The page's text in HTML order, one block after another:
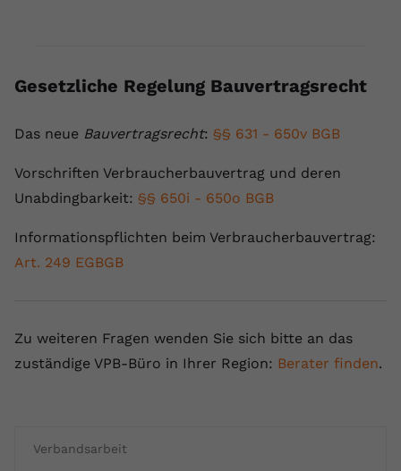
Verbandsarbeit
Gesetzliche Regelung Bauvertragsrecht
Das neue Bauvertragsrecht: §§ 631 - 650v BGB
Vorschriften Verbraucherbauvertrag und deren
Unabdingbarkeit: §§ 650i - 650o BGB
Informationspflichten beim Verbraucherbauvertrag:
Art. 249 EGBGB
Zu weiteren Fragen wenden Sie sich bitte an das
zuständige VPB-Büro in Ihrer Region: Berater finden.